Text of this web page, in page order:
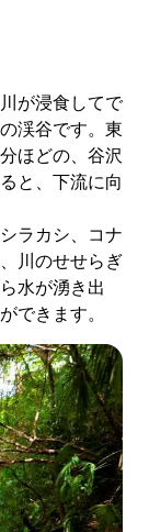
が浸食してで
渓谷です。東
ほどの、谷沢
と、下流に向
ラカシ、コナ
川のせせらぎ
水が湧き出
できます。